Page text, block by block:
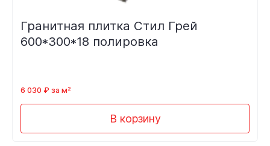
Гранитная плитка Стил Грей
600*300*18 полировка
6 030 ₽ за м²
В корзину